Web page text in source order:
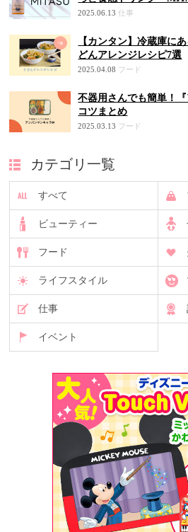
2025.06.13 仕事
【カンタン】冷蔵庫に
どんアレンジレシピ7選
2025.04.08 フード
不器用さんでも簡単！
コツまとめ
2025.03.13 フード
カテゴリ一覧
すべて
ビューティー
フード
ライフスタイル
仕事
イベント